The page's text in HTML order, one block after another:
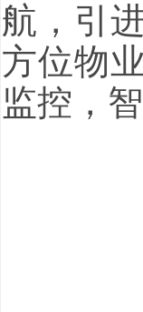
航，引
方位物
监控，